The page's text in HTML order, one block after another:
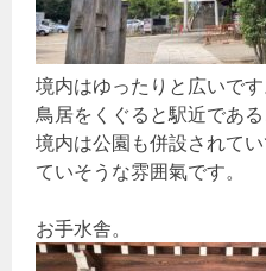
境内はゆったりと広いです
鳥居をくぐると駅近であ
境内は公園も併設されて
ていそうな雰囲氣です。
お手水舎。